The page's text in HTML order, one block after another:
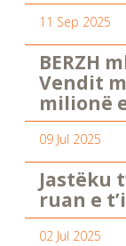
11 Sep 2025
BERZH
Vendit
milionë
09 Jul 2025
Jastëku
ruan e
02 Jul 2025